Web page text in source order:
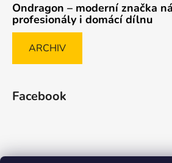
Ondragon – moderní značka
profesionály i domácí dílnu
ARCHIV
Facebook